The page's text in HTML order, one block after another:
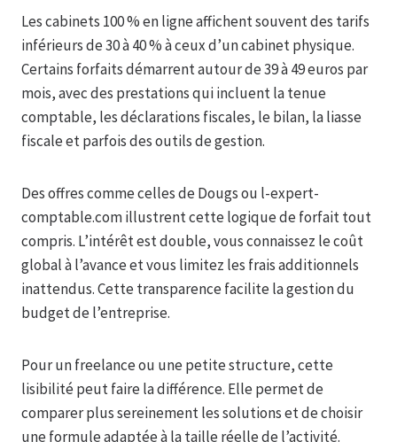
Les cabinets 100 % en ligne affichent souvent des tarifs
inférieurs de 30 à 40 % à ceux d’un cabinet physique.
Certains forfaits démarrent autour de 39 à 49 euros par
mois, avec des prestations qui incluent la tenue
comptable, les déclarations fiscales, le bilan, la liasse
fiscale et parfois des outils de gestion.
Des offres comme celles de Dougs ou l-expert-
comptable.com illustrent cette logique de forfait tout
compris. L’intérêt est double, vous connaissez le coût
global à l’avance et vous limitez les frais additionnels
inattendus. Cette transparence facilite la gestion du
budget de l’entreprise.
Pour un freelance ou une petite structure, cette
lisibilité peut faire la différence. Elle permet de
comparer plus sereinement les solutions et de choisir
une formule adaptée à la taille réelle de l’activité.